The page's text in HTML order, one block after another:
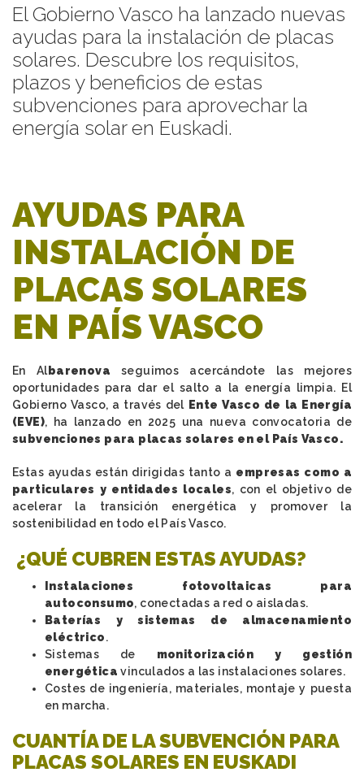
El Gobierno Vasco ha lanzado nuevas
ayudas para la instalación de placas
solares. Descubre los requisitos,
plazos y beneficios de estas
subvenciones para aprovechar la
energía solar en Euskadi.
AYUDAS PARA
INSTALACIÓN DE
PLACAS SOLARES
EN PAÍS VASCO
En Albarenova seguimos acercándote las mejores
oportunidades para dar el salto a la energía limpia. El
Gobierno Vasco, a través del Ente Vasco de la Energía
(EVE), ha lanzado en 2025 una nueva convocatoria de
subvenciones para placas solares en el País Vasco.
Estas ayudas están dirigidas tanto a empresas como a
particulares y entidades locales, con el objetivo de
acelerar la transición energética y promover la
sostenibilidad en todo el País Vasco.
¿QUÉ CUBREN ESTAS AYUDAS?
Instalaciones fotovoltaicas para
autoconsumo, conectadas a red o aisladas.
Baterías y sistemas de almacenamiento
eléctrico.
Sistemas de monitorización y gestión
energética vinculados a las instalaciones solares.
Costes de ingeniería, materiales, montaje y puesta
en marcha.
CUANTÍA DE LA SUBVENCIÓN PARA
PLACAS SOLARES EN EUSKADI